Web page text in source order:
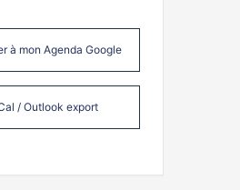
à mon Agenda Google
/ Outlook export